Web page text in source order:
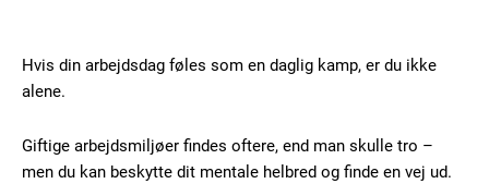
Hvis din arbejdsdag føles som en daglig kamp, er du ikke
alene.
Giftige arbejdsmiljøer findes oftere, end man skulle tro –
men du kan beskytte dit mentale helbred og finde en vej ud.